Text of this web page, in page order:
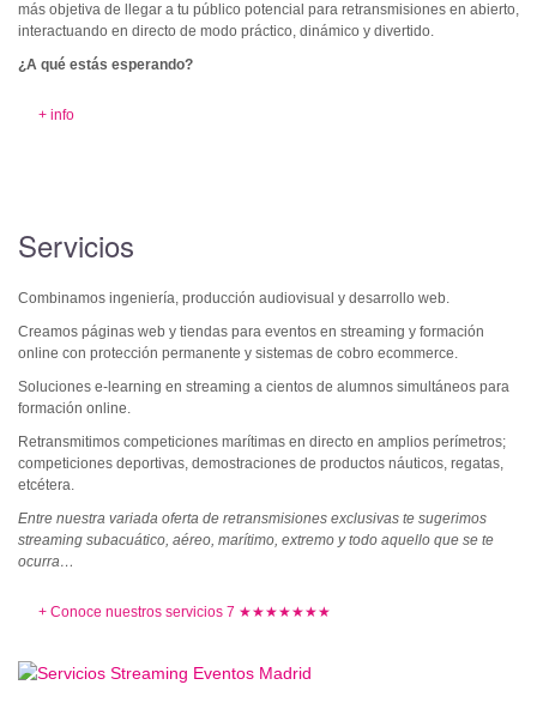
más objetiva de llegar a tu público potencial para retransmisiones en abierto,
interactuando en directo de modo práctico, dinámico y divertido.
¿A qué estás esperando?
+ info
Servicios
Combinamos ingeniería, producción audiovisual y desarrollo web.
Creamos páginas web y tiendas para eventos en streaming y formación
online con protección permanente y sistemas de cobro ecommerce.
Soluciones e-learning en streaming a cientos de alumnos simultáneos para
formación online.
Retransmitimos competiciones marítimas en directo en amplios perímetros;
competiciones deportivas, demostraciones de productos náuticos, regatas,
etcétera.
Entre nuestra variada oferta de retransmisiones exclusivas te sugerimos
streaming subacuático, aéreo, marítimo, extremo y todo aquello que se te
ocurra…
+ Conoce nuestros servicios 7 ★★★★★★★